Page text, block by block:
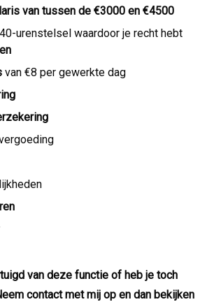
van tussen de €3000 en €4500
urenstelsel waardoor je recht hebt
van €8 per gewerkte dag
van deze functie of heb je toch
contact met mij op en dan bekijken